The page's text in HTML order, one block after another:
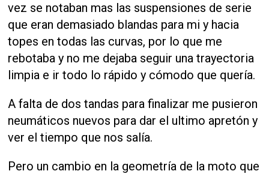
vez se notaban mas las suspensiones de serie
que eran demasiado blandas para mi y hacia
topes en todas las curvas, por lo que me
rebotaba y no me dejaba seguir una trayectoria
limpia e ir todo lo rápido y cómodo que quería.
A falta de dos tandas para finalizar me pusieron
neumáticos nuevos para dar el ultimo apretón y
ver el tiempo que nos salía.
Pero un cambio en la geometría de la moto que